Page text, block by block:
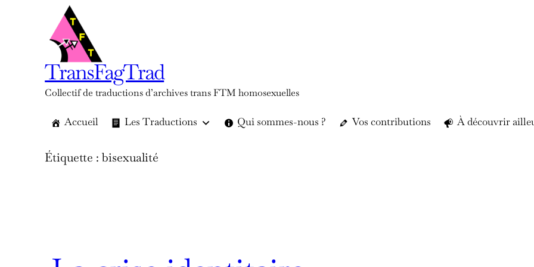
TransFagTrad
Collectif de traductions d’archives trans FTM homosexuelles
Accueil Les Traductions Qui sommes-nous ? Vos contributions À découvrir
Étiquette : bisexualité